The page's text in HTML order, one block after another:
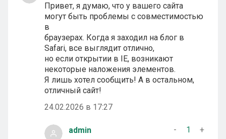
Привет, я думаю, что у вашего сайта
могут быть проблемы с совместимостью
в
браузерах. Когда я заходил на блог в
Safari, все выглядит отлично,
но если открытии в IE, возникают
некоторые наложения элементов.
Я лишь хотел сообщить! А в остальном,
отличный сайт!
24.02.2026 в 17:27
admin - 1
+